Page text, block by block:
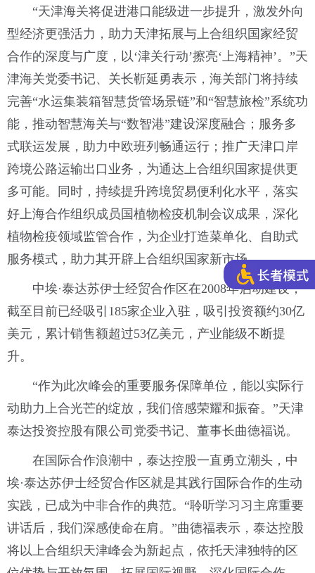
“天津海关将促进港口能级进一步提升，激发外向
型经济更强活力，助力天津拓展与上合组织国家经贸
合作的深度与广度，以‘津关行动’擦亮‘上海精神’。”天
津海关党委书记、关长靳延勇表示，海关部门将持续
完善“水运集装箱智慧货管场景链”和“智慧旅检”系统功
能，推动智慧海关与“数智港”建设深度融合；服务多
式联运发展，助力中欧班列畅通运行；推广天津口岸
跨境公路运输出口业务，为通达上合组织国家提供更
多可能。同时，持续提升跨境贸易便利化水平，落实
好上海合作组织成员国植物检疫机制会议成果，深化
植物检疫领域监管合作，为企业打造菜单化、自助式
服务模式，助力其开辟上合组织国家新市场。
中埃·泰达苏伊士经贸合作区在2008年启动建设，
截至目前已经吸引185家企业入驻，吸引投资额约30亿
美元，累计销售额超过53亿美元，产业能级不断提
升。
“作为此次峰会的重要服务保障单位，能以实际行
动助力上合光芒的绽放，我们倍感荣耀和振奋。”天津
泰达投资控股有限公司党委书记、董事长曲德福说。
在国际合作浪潮中，泰达控股一直勇立潮头，中
埃·泰达苏伊士经贸合作区就是其践行国际合作的生动
实践，已成为中非合作的典范。“聆听学习习主席重要
讲话后，我们深感使命在肩。”曲德福表示，泰达控股
将以上合组织天津峰会为新起点，依托天津独特的区